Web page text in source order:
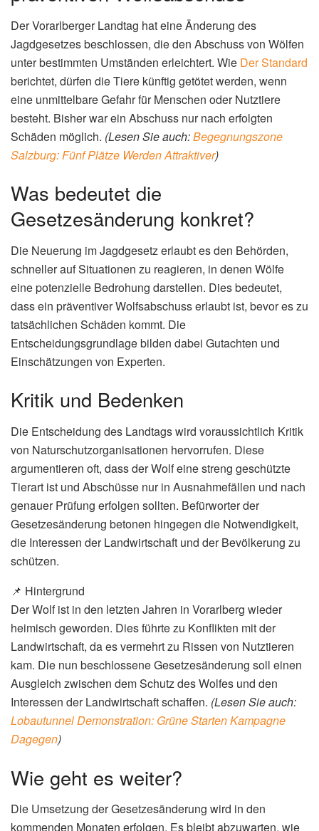
Der Vorarlberger Landtag hat eine Änderung des
Jagdgesetzes beschlossen, die den Abschuss von Wölfen
unter bestimmten Umständen erleichtert. Wie Der Standard
berichtet, dürfen die Tiere künftig getötet werden, wenn
eine unmittelbare Gefahr für Menschen oder Nutztiere
besteht. Bisher war ein Abschuss nur nach erfolgten
Schäden möglich. (Lesen Sie auch:Begegnungszone
Salzburg: Fünf Plätze Werden Attraktiver)
Was bedeutet die
Gesetzesänderung konkret?
Die Neuerung im Jagdgesetz erlaubt es den Behörden,
schneller auf Situationen zu reagieren, in denen Wölfe
eine potenzielle Bedrohung darstellen. Dies bedeutet,
dass ein präventiver Wolfsabschuss erlaubt ist, bevor es zu
tatsächlichen Schäden kommt. Die
Entscheidungsgrundlage bilden dabei Gutachten und
Einschätzungen von Experten.
Kritik und Bedenken
Die Entscheidung des Landtags wird voraussichtlich Kritik
von Naturschutzorganisationen hervorrufen. Diese
argumentieren oft, dass der Wolf eine streng geschützte
Tierart ist und Abschüsse nur in Ausnahmefällen und nach
genauer Prüfung erfolgen sollten. Befürworter der
Gesetzesänderung betonen hingegen die Notwendigkeit,
die Interessen der Landwirtschaft und der Bevölkerung zu
schützen.
📌 Hintergrund
Der Wolf ist in den letzten Jahren in Vorarlberg wieder
heimisch geworden. Dies führte zu Konflikten mit der
Landwirtschaft, da es vermehrt zu Rissen von Nutztieren
kam. Die nun beschlossene Gesetzesänderung soll einen
Ausgleich zwischen dem Schutz des Wolfes und den
Interessen der Landwirtschaft schaffen. (Lesen Sie auch:
Lobautunnel Demonstration: Grüne Starten Kampagne
Dagegen)
Wie geht es weiter?
Die Umsetzung der Gesetzesänderung wird in den
kommenden Monaten erfolgen. Es bleibt abzuwarten, wie